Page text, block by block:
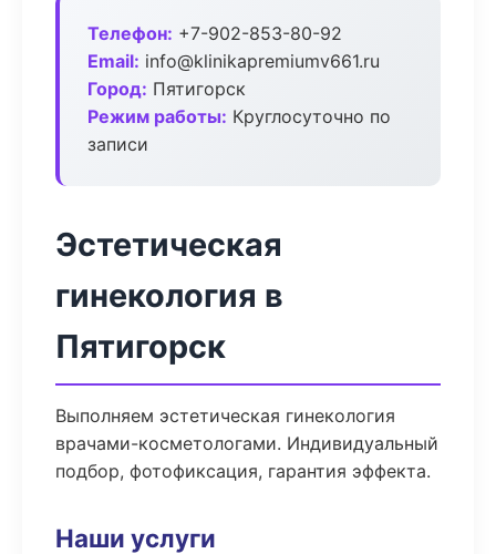
Телефон: +7-902-853-80-92
Email: info@klinikapremiumv661.ru
Город: Пятигорск
Режим работы: Круглосуточно по
записи
Эстетическая
гинекология в
Пятигорск
Выполняем эстетическая гинекология
врачами-косметологами. Индивидуальный
подбор, фотофиксация, гарантия эффекта.
Наши услуги